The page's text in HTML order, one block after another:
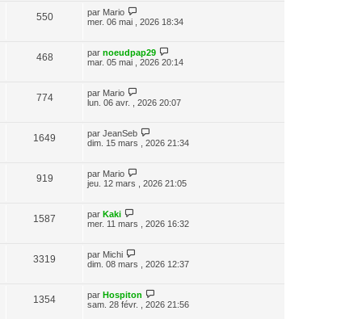
550 par Mario
mer. 06 mai , 2026 18:34
468 par noeudpap29
mar. 05 mai , 2026 20:14
774 par Mario
lun. 06 avr. , 2026 20:07
1649 par JeanSeb
dim. 15 mars , 2026 21:34
919 par Mario
jeu. 12 mars , 2026 21:05
1587 par Kaki
mer. 11 mars , 2026 16:32
3319 par Michi
dim. 08 mars , 2026 12:37
1354 par Hospiton
sam. 28 févr. , 2026 21:56